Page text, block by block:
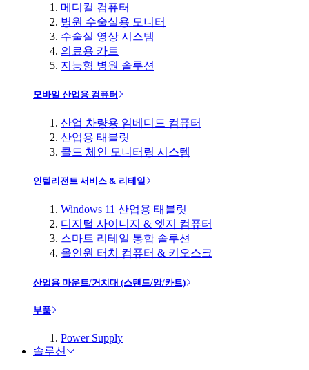
메디컬 컴퓨터
병원 수술실용 모니터
수술실 영상 시스템
의료용 카트
지능형 병원 솔루션
모바일 산업용 컴퓨터
산업 차량용 임베디드 컴퓨터
산업용 태블릿
콜드 체인 모니터링 시스템
인텔리전트 서비스 & 리테일
Windows 11 산업용 태블릿
디지털 사이니지 & 엣지 컴퓨터
스마트 리테일 통합 솔루션
올인원 터치 컴퓨터 & 키오스크
산업용 마운트/거치대 (스탠드/암/카트)
부품
Power Supply
솔루션